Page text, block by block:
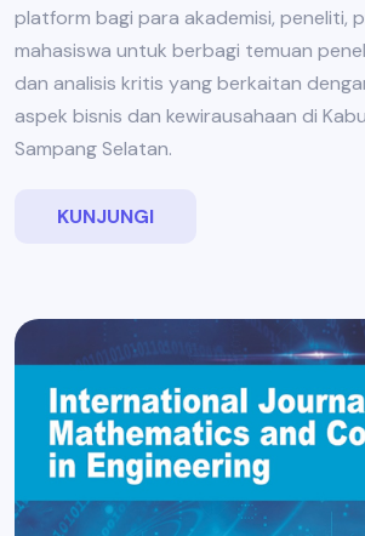
platform bagi para akademisi, peneliti,
mahasiswa untuk berbagi temuan
dan analisis kritis yang berkaitan
aspek bisnis dan kewirausahaan di
Sampang Selatan.
KUNJUNGI